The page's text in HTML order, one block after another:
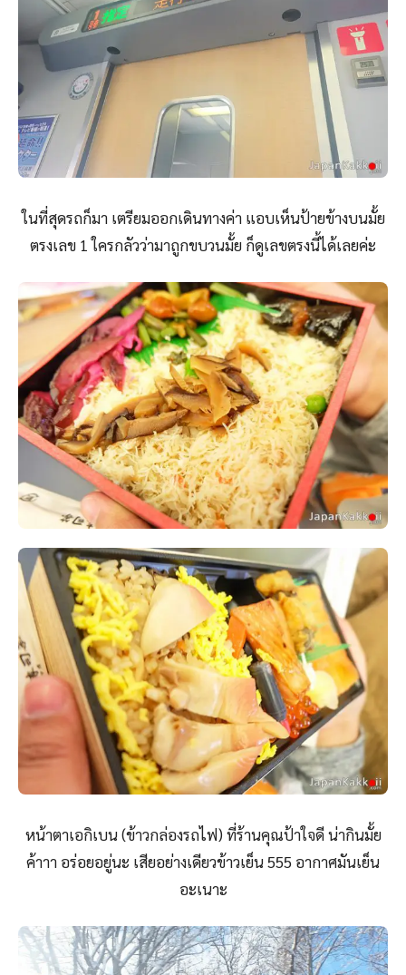
ในที่สุดรถก็มา เตรียมออกเดินทางค่า แอบเห็นป้ายข้างบนมั้ย
ตรงเลข 1 ใครกลัวว่ามาถูกขบวนมั้ย ก็ดูเลขตรงนี้ได้เลยค่ะ
หน้าตาเอกิเบน (ข้าวกล่องรถไฟ) ที่ร้านคุณป้าใจดี น่ากินมั้ย
ค้าาา อร่อยอยู่นะ เสียอย่างเดียวข้าวเย็น 555 อากาศมันเย็น
อะเนาะ